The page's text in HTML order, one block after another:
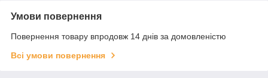
Умови повернення
Повернення товару впродовж 14 днів за домовленістю
Всі умови повернення